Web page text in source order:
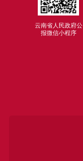
云南省人民政府公
报微信小程序